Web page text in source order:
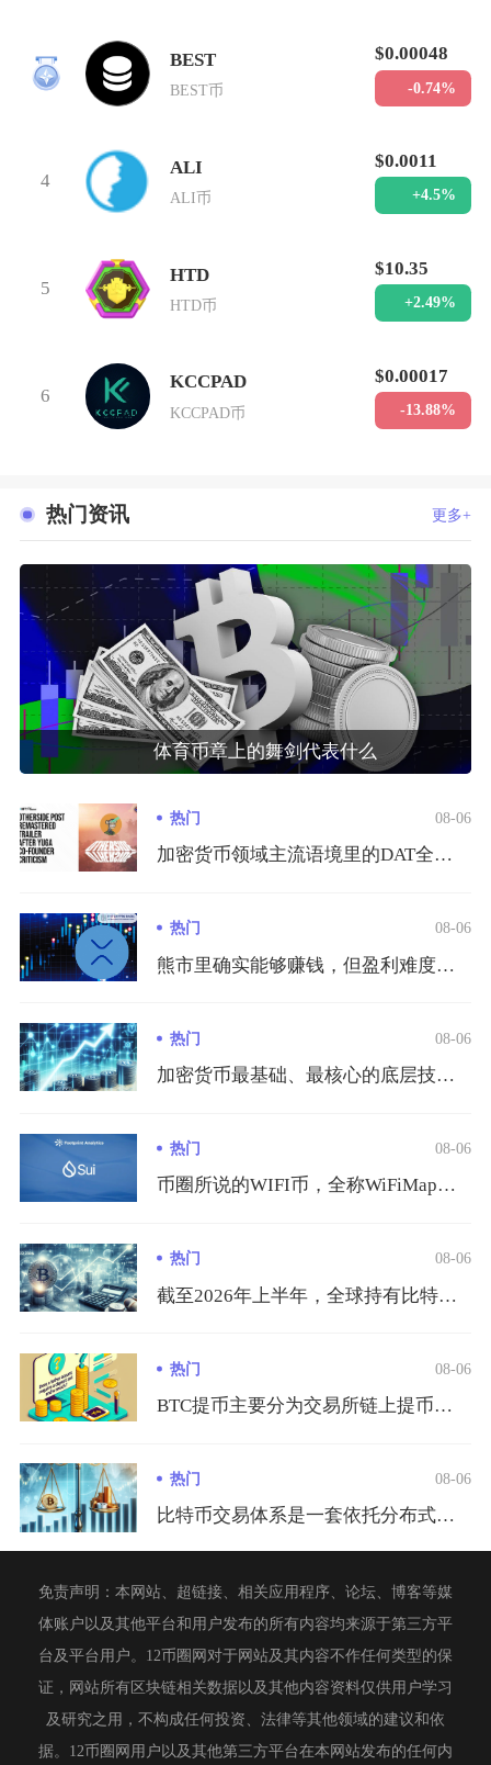
3
BEST
BEST币
$0.00048
-0.74%
4
ALI
ALI币
$0.0011
+4.5%
5
HTD
HTD币
$10.35
+2.49%
6
KCCPAD
KCCPAD币
$0.00017
-13.88%
热门资讯 更多+
体育币章上的舞剑代表什么
热门 08-06
加密货币领域主流语境里的DAT全称DigitalAssetT...
热门 08-06
熊市里确实能够赚钱，但盈利难度远高于牛市，不存在普涨红利，收...
热门 08-06
加密货币最基础、最核心的底层技术是区块链技术，整套技术体系以...
热门 08-06
币圈所说的WIFI币，全称WiFiMap，链上代币代码$WI...
热门 08-06
截至2026年上半年，全球持有比特币的真实用户规模约3.65...
热门 08-06
BTC提币主要分为交易所链上提币、钱包互转两种主流方式，完整...
热门 08-06
比特币交易体系是一套依托分布式节点、UTXO记账模型、密码学...
免责声明：本网站、超链接、相关应用程序、论坛、博客等媒
体账户以及其他平台和用户发布的所有内容均来源于第三方平
台及平台用户。12币圈网对于网站及其内容不作任何类型的保
证，网站所有区块链相关数据以及其他内容资料仅供用户学习
及研究之用，不构成任何投资、法律等其他领域的建议和依
据。12币圈网用户以及其他第三方平台在本网站发布的任何内